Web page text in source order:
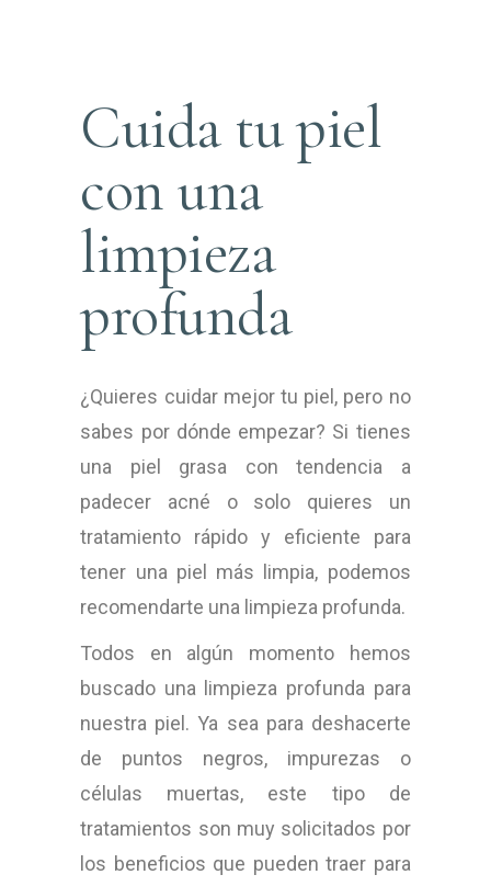
Cuida tu piel
con una
limpieza
profunda
¿Quieres cuidar mejor tu piel, pero no
sabes por dónde empezar? Si tienes
una piel grasa con tendencia a
padecer acné o solo quieres un
tratamiento rápido y eficiente para
tener una piel más limpia, podemos
recomendarte una limpieza profunda.
Todos en algún momento hemos
buscado una limpieza profunda para
nuestra piel. Ya sea para deshacerte
de puntos negros, impurezas o
células muertas, este tipo de
tratamientos son muy solicitados por
los beneficios que pueden traer para